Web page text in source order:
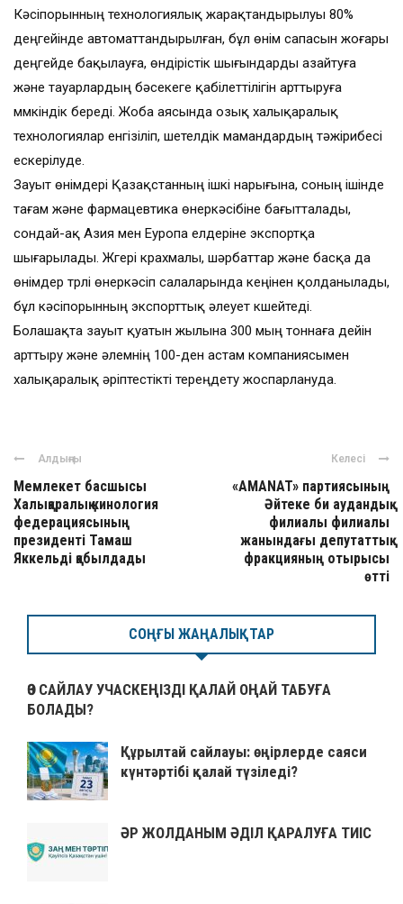
Кәсіпорынның технологиялық жарақтандырылуы 80%
деңгейінде автоматтандырылған, бұл өнім сапасын жоғары
деңгейде бақылауға, өндірістік шығындарды азайтуға
және тауарлардың бәсекеге қабілеттілігін арттыруға
мүмкіндік береді. Жоба аясында озық халықаралық
технологиялар енгізіліп, шетелдік мамандардың тәжірибесі
ескерілуде.
Зауыт өнімдері Қазақстанның ішкі нарығына, соның ішінде
тағам және фармацевтика өнеркәсібіне бағытталады,
сондай-ақ Азия мен Еуропа елдеріне экспортқа
шығарылады. Жүгері крахмалы, шәрбаттар және басқа да
өнімдер түрлі өнеркәсіп салаларында кеңінен қолданылады,
бұл кәсіпорынның экспорттық әлеует күшейтеді.
Болашақта зауыт қуатын жылына 300 мың тоннаға дейін
арттыру және әлемнің 100-ден астам компаниясымен
халықаралық әріптестікті тереңдету жоспарлануда.
Алдыңғы
Мемлекет басшысы
Халықаралық кинология
федерациясының
президенті Тамаш
Яккельді қабылдады
Келесі
«AMANAT» партиясының
Әйтеке би аудандық
филиалы филиалы
жанындағы депутаттық
фракцияның отырысы
өтті
СОҢҒЫ ЖАҢАЛЫҚТАР
ӨЗ САЙЛАУ УЧАСКЕҢІЗДІ ҚАЛАЙ ОҢАЙ ТАБУҒА
БОЛАДЫ?
Құрылтай сайлауы: өңірлерде саяси
күнтәртібі қалай түзіледі?
ӘР ЖОЛДАНЫМ ӘДІЛ ҚАРАЛУҒА ТИІС